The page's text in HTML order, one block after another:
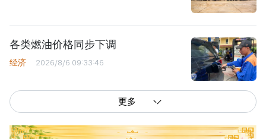
各类燃油价格同步下调
经济 2026/8/6 09:33:46
更多